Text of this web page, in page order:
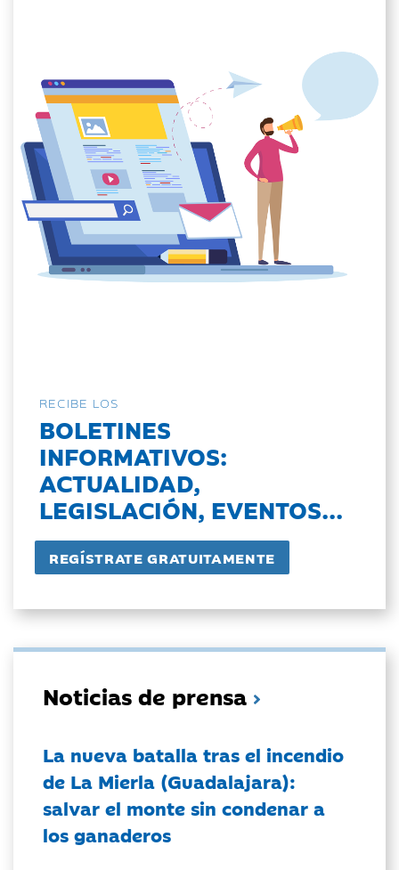
RECIBE LOS
BOLETINES
INFORMATIVOS:
ACTUALIDAD,
LEGISLACIÓN, EVENTOS...
Noticias de prensa
La nueva batalla tras el incendio
de La Mierla (Guadalajara):
salvar el monte sin condenar a
los ganaderos